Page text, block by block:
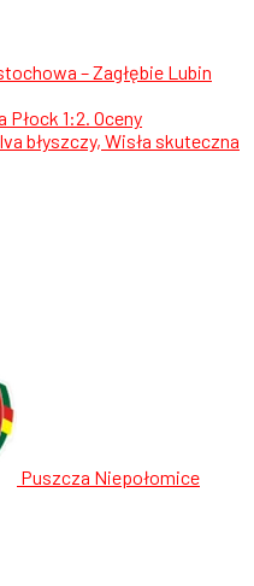
– Zagłębie Lubin
1:2. Oceny
błyszczy, Wisła skuteczna
Puszcza Niepołomice